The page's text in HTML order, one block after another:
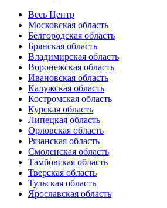
Весь Центр
Московская область
Белгородская область
Брянская область
Владимирская область
Воронежская область
Ивановская область
Калужская область
Костромская область
Курская область
Липецкая область
Орловская область
Рязанская область
Смоленская область
Тамбовская область
Тверская область
Тульская область
Ярославская область